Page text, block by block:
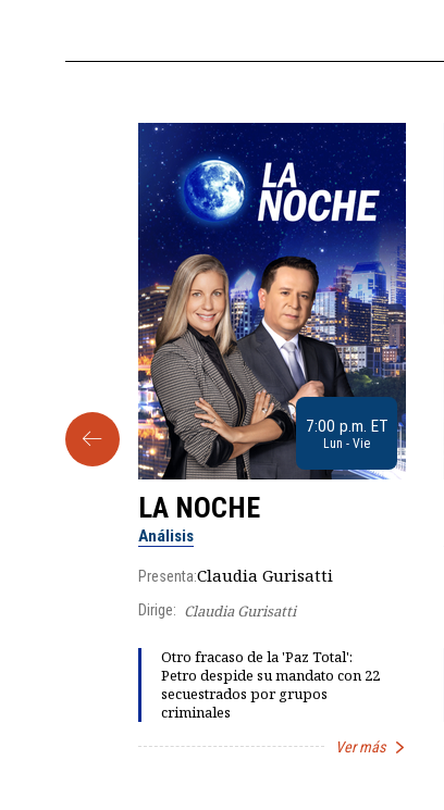
9:30 a.m. ET 7:00 p.m. ET
Lun - Vie
LA NOCHE
Análisis
Presenta:Claudia Gurisatti
Dirige: Claudia Gurisatti
Otro fracaso de la 'Paz Total':
Petro despide su mandato con 22
secuestrados por grupos
criminales
Ver más